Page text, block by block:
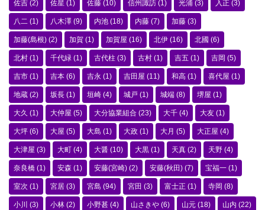
佐吉 (2) 佐星 (1) 佐藤 (10) 信州諏訪 (1) 光浦 (3) 入正 (3)
八二 (1) 八木澤 (9) 内池 (18) 内藤 (7) 加藤 (3)
加藤(島根) (2) 加賀 (1) 加賀屋 (16) 北伊 (16) 北國 (6)
北村 (1) 千代緑 (1) 古代柱 (3) 古村 (1) 吉五 (1) 吉岡 (5)
吉市 (1) 吉本 (6) 吉永 (1) 吉田屋 (11) 和高 (1) 喜代屋 (1)
地蔵 (2) 坂長 (1) 垣崎 (4) 城戸 (1) 城端 (8) 堺屋 (1)
大久 (1) 大仲屋 (5) 大分協業組合 (23) 大千 (4) 大友 (1)
大坪 (6) 大屋 (5) 大島 (1) 大政 (1) 大月 (5) 大正屋 (4)
大津屋 (3) 大町 (4) 大醤 (10) 大黒 (1) 天真 (2) 天野 (4)
奈良橋 (1) 安森 (1) 安藤(宮崎) (2) 安藤(秋田) (7) 宝福一 (1)
室次 (1) 宮居 (3) 宮島 (94) 宮田 (3) 富士正 (1) 寺岡 (8)
小川 (3) 小林 (2) 小野甚 (4) 山さきや (6) 山元 (18) 山内 (22)